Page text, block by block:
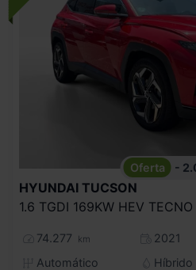
-
HYUNDAI TUCSON
74.277 km
2021
Automático
Híbrido